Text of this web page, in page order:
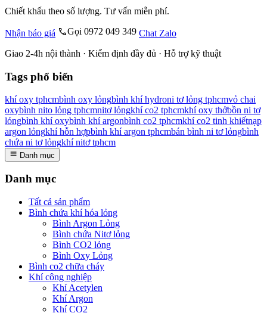
Chiết khấu theo số lượng. Tư vấn miễn phí.
Nhận báo giá Gọi 0972 049 349 Chat Zalo
Giao 2-4h nội thành · Kiểm định đầy đủ · Hỗ trợ kỹ thuật
Tags phổ biến
khí oxy tphcmbình oxy lỏngbình khí hydroni tơ lỏng tphcmvỏ chai
oxybình nito lỏng tphcmnitơ lỏngkhí co2 tphcmkhí oxy thởbồn ni tơ
lỏngbình khí oxybình khí argonbình co2 tphcmkhí co2 tinh khiếtnạp
argon lỏngkhí hỗn hợpbình khí argon tphcmbán bình ni tơ lỏngbình
chứa ni tơ lỏngkhí nitơ tphcm
Danh mục
Danh mục
Tất cả sản phẩm
Bình chứa khí hóa lỏng
Bình Argon Lỏng
Bình chứa Nitơ lỏng
Bình CO2 lỏng
Bình Oxy Lỏng
Bình co2 chữa cháy
Khí công nghiệp
Khí Acetylen
Khí Argon
Khí CO2